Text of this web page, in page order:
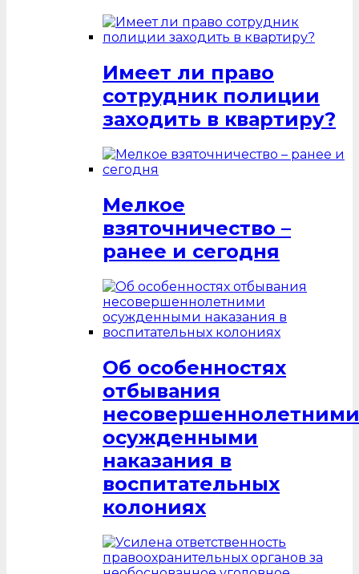
Имеет ли право
сотрудник полиции
заходить в квартиру?
Мелкое
взяточничество –
ранее и сегодня
Об особенностях
отбывания
несовершеннолетними
осужденными
наказания в
воспитательных
колониях